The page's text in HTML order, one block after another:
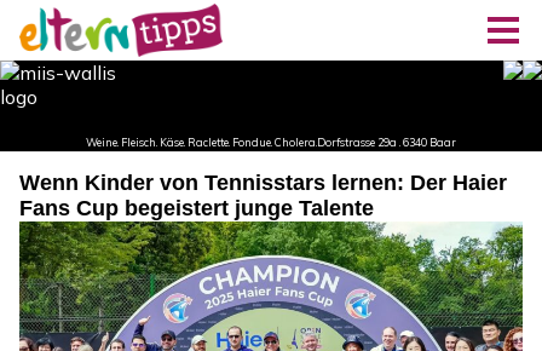
Wenn Kinder von Tennisstars lernen: Der Haier
Fans Cup begeistert junge Talente